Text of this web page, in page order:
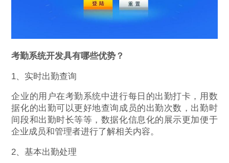
考勤系统开发具有哪些优势？
1、实时出勤查询
企业的用户在考勤系统中进行每日的出勤打卡，用数
据化的出勤可以更好地查询成员的出勤次数，出勤时
间段和出勤时长等等，数据化信息化的展示更加便于
企业成员和管理者进行了解相关内容。
2、基本出勤处理